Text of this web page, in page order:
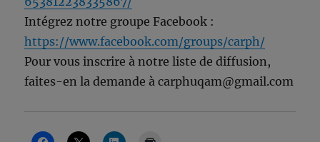
Intégrez notre groupe Facebook :
https://www.facebook.com/groups/carph/
Pour vous inscrire à notre liste de diffusion,
faites-en la demande à carphuqam@gmail.com